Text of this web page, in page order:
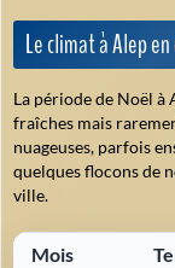
Le climat à Alep
La période de Noël à
fraîches mais
nuageuses, parfois
quelques flocons de
ville.
Mois